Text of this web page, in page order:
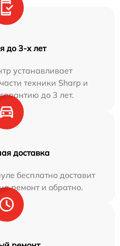
до 3-х лет
устанавливает
техники Sharp и
до 3 лет.
доставка
бесплатно доставит
ремонт и обратно.